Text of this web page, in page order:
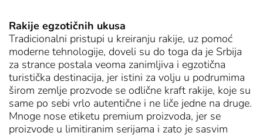
Rakije egzotičnih ukusa
Tradicionalni pristupi u kreiranju rakije, uz pomoć
moderne tehnologije, doveli su do toga da je Srbija
za strance postala veoma zanimljiva i egzotična
turistička destinacija, jer istini za volju u podrumima
širom zemlje prozvode se odlične kraft rakije, koje su
same po sebi vrlo autentične i ne liče jedne na druge.
Mnoge nose etiketu premium proizvoda, jer se
proizvode u limitiranim serijama i zato je sasvim